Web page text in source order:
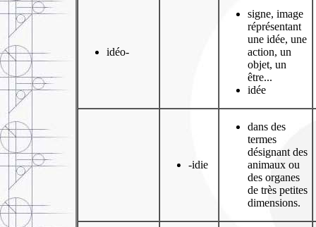
idéo-
signe, image
réprésentant
une idée, une
action, un
objet, un
être...
idée
-idie
dans des
termes
désignant des
animaux ou
des organes
de très petites
dimensions.